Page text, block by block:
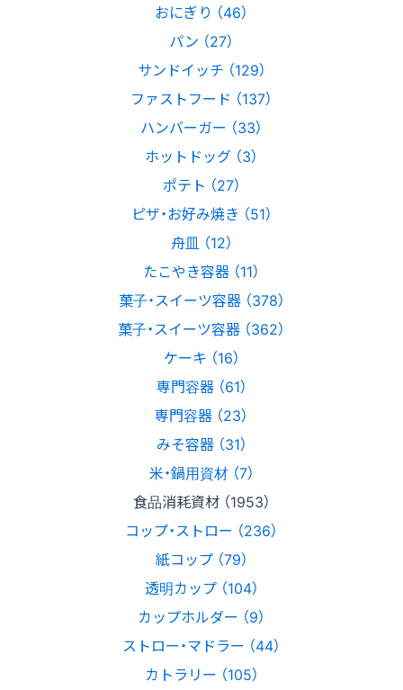
おにぎり （46）
パン （27）
サンドイッチ （129）
ファストフード （137）
ハンバーガー （33）
ホットドッグ （3）
ポテト （27）
ピザ・お好み焼き （51）
舟皿 （12）
たこやき容器 （11）
菓子・スイーツ容器 （378）
菓子・スイーツ容器 （362）
ケーキ （16）
専門容器 （61）
専門容器 （23）
みそ容器 （31）
米・鍋用資材 （7）
食品消耗資材 （1953）
コップ・ストロー （236）
紙コップ （79）
透明カップ （104）
カップホルダー （9）
ストロー・マドラー （44）
カトラリー （105）